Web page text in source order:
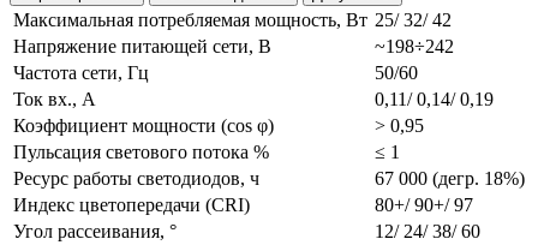
Максимальная потребляемая мощность, Вт 25/ 32/ 42
Напряжение питающей сети, В
~198÷242
Частота сети, Гц
50/60
Ток вх., А
0,11/ 0,14/ 0,19
Коэффициент мощности (cos φ)
> 0,95
Пульсация светового потока %
≤ 1
Ресурс работы светодиодов, ч
67 000 (дегр. 18%)
Индекс цветопередачи (CRI)
80+/ 90+/ 97
Угол рассеивания, °
12/ 24/ 38/ 60